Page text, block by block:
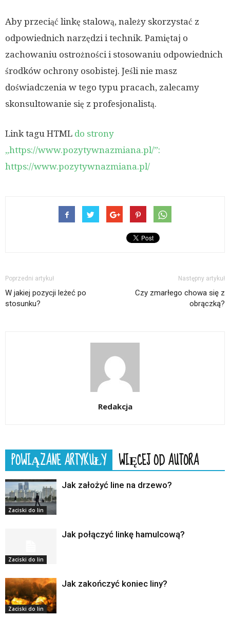
Aby przeciąć linkę stalową, należy skorzystać z
odpowiednich narzędzi i technik. Pamiętaj o
zachowaniu ostrożności i stosowaniu odpowiednich
środków ochrony osobistej. Jeśli nie masz
doświadczenia w tego typu pracach, zalecamy
skonsultowanie się z profesjonalistą.
Link tagu HTML do strony
„https://www.pozytywnazmiana.pl/”:
https://www.pozytywnazmiana.pl/
Poprzedni artykuł
W jakiej pozycji leżeć po
stosunku?
Następny artykuł
Czy zmarłego chowa się z
obrączką?
Redakcja
POWIĄZANE ARTYKUŁY WIĘCEJ OD AUTORA
Zaciski do lin
Jak założyć line na drzewo?
Zaciski do lin
Jak połączyć linkę hamulcową?
Zaciski do lin
Jak zakończyć koniec liny?